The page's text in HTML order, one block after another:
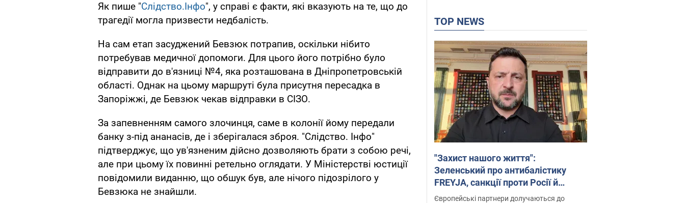
Як пише "Слідство.Інфо", у справі є факти, які вказують на те, що до
трагедії могла призвести недбалість.
На сам етап засуджений Бевзюк потрапив, оскільки нібито
потребував медичної допомоги. Для цього його потрібно було
відправити до в'язниці №4, яка розташована в Дніпропетровській
області. Однак на цьому маршруті була присутня пересадка в
Запоріжжі, де Бевзюк чекав відправки в СІЗО.
За запевненням самого злочинця, саме в колонії йому передали
банку з-під ананасів, де і зберігалася зброя. "Слідство. Інфо"
підтверджує, що ув'язненим дійсно дозволяють брати з собою речі,
але при цьому їх повинні ретельно оглядати. У Міністерстві юстиції
повідомили виданню, що обшук був, але нічого підозрілого у
Бевзюка не знайшли.
TOP NEWS
"Захист нашого життя":
Зеленський про антибалістику
FREYJA, санкції проти Росії й
підтримку аграріїв. Відео
Європейські партнери долучаються до